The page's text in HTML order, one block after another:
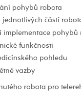
pohybů robota
částí
implementace pohybů
funkčnosti
pohledu
vazby
robota pro